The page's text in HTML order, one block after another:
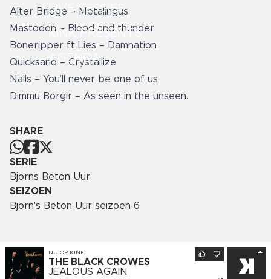
LIVE SESSIES
KINK PRESENTS
AGENDA
Alter Bridge – Metalingus
Mastodon – Blood and thunder
Boneripper ft Lies – Damnation
Quicksand – Crystallize
Nails – You’ll never be one of us
Dimmu Borgir – As seen in the unseen.
SHARE
SERIE
Bjorns Beton Uur
SEIZOEN
Bjorn's Beton Uur seizoen 6
NU OP KINK
THE BLACK CROWES
JEALOUS AGAIN